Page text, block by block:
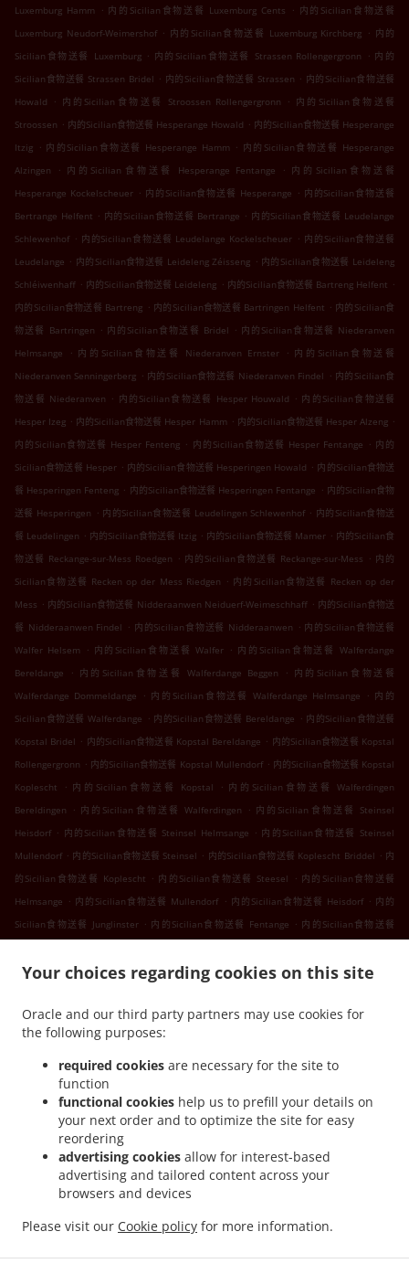
Your choices regarding cookies on this site
Oracle and our third party partners may use cookies for
the following purposes:
required cookies are necessary for the site to
function
functional cookies help us to prefill your details on
your next order and to optimize the site for easy
reordering
advertising cookies allow for interest-based
advertising and tailored content across your
browsers and devices
Please visit our Cookie policy for more information.
Luxemburg Hamm
. 内的Sicilian食物送餐 Luxemburg Cents . 内的Sicilian食物送餐
Luxemburg Neudorf-Weimershof . 内的Sicilian食物送餐 Luxemburg Kirchberg . 内的
Sicilian食物送餐 Luxemburg . 内的Sicilian食物送餐 Strassen Rollengergronn . 内的
Sicilian食物送餐 Strassen Bridel . 内的Sicilian食物送餐 Strassen . 内的Sicilian食物送餐
Howald
. 内的Sicilian食物送餐 Stroossen Rollengergronn . 内的Sicilian食物送餐
Stroossen . 内的Sicilian食物送餐 Hesperange Howald . 内的Sicilian食物送餐 Hesperange
Itzig . 内的Sicilian食物送餐 Hesperange Hamm . 内的Sicilian食物送餐 Hesperange
Alzingen
. 内的Sicilian食物送餐 Hesperange Fentange . 内的Sicilian食物送餐
Hesperange Kockelscheuer . 内的Sicilian食物送餐 Hesperange . 内的Sicilian食物送餐
Bertrange Helfent . 内的Sicilian食物送餐 Bertrange . 内的Sicilian食物送餐 Leudelange
Schlewenhof . 内的Sicilian食物送餐 Leudelange Kockelscheuer . 内的Sicilian食物送餐
Leudelange . 内的Sicilian食物送餐 Leideleng Zéisseng . 内的Sicilian食物送餐 Leideleng
Schléiwenhaff . 内的Sicilian食物送餐 Leideleng . 内的Sicilian食物送餐 Bartreng Helfent .
内的Sicilian食物送餐 Bartreng . 内的Sicilian食物送餐 Bartringen Helfent . 内的Sicilian食
物送餐 Bartringen . 内的Sicilian食物送餐 Bridel . 内的Sicilian食物送餐 Niederanven
Helmsange
. 内的Sicilian食物送餐 Niederanven Ernster . 内的Sicilian食物送餐
Niederanven Senningerberg . 内的Sicilian食物送餐 Niederanven Findel . 内的Sicilian食
物送餐 Niederanven . 内的Sicilian食物送餐 Hesper Houwald . 内的Sicilian食物送餐
Hesper Izeg . 内的Sicilian食物送餐 Hesper Hamm . 内的Sicilian食物送餐 Hesper Alzeng .
内的Sicilian食物送餐 Hesper Fenteng . 内的Sicilian食物送餐 Hesper Fentange . 内的
Sicilian食物送餐 Hesper . 内的Sicilian食物送餐 Hesperingen Howald . 内的Sicilian食物送
餐 Hesperingen Fenteng . 内的Sicilian食物送餐 Hesperingen Fentange . 内的Sicilian食物
送餐 Hesperingen . 内的Sicilian食物送餐 Leudelingen Schlewenhof . 内的Sicilian食物送
餐 Leudelingen . 内的Sicilian食物送餐 Itzig . 内的Sicilian食物送餐 Mamer . 内的Sicilian食
物送餐 Reckange-sur-Mess Roedgen . 内的Sicilian食物送餐 Reckange-sur-Mess . 内的
Sicilian食物送餐 Recken op der Mess Riedgen . 内的Sicilian食物送餐 Recken op der
Mess . 内的Sicilian食物送餐 Nidderaanwen Neiduerf-Weimeschhaff . 内的Sicilian食物送
餐 Nidderaanwen Findel . 内的Sicilian食物送餐 Nidderaanwen . 内的Sicilian食物送餐
Walfer Helsem
. 内的Sicilian食物送餐 Walfer . 内的Sicilian食物送餐 Walferdange
Bereldange
. 内的Sicilian食物送餐 Walferdange Beggen . 内的Sicilian食物送餐
Walferdange Dommeldange
. 内的Sicilian食物送餐 Walferdange Helmsange . 内的
Sicilian食物送餐 Walferdange . 内的Sicilian食物送餐 Bereldange . 内的Sicilian食物送餐
Kopstal Bridel . 内的Sicilian食物送餐 Kopstal Bereldange . 内的Sicilian食物送餐 Kopstal
Rollengergronn . 内的Sicilian食物送餐 Kopstal Mullendorf . 内的Sicilian食物送餐 Kopstal
Koplescht
. 内的Sicilian食物送餐 Kopstal . 内的Sicilian食物送餐 Walferdingen
Bereldingen
. 内的Sicilian食物送餐 Walferdingen . 内的Sicilian食物送餐 Steinsel
Heisdorf . 内的Sicilian食物送餐 Steinsel Helmsange . 内的Sicilian食物送餐 Steinsel
Mullendorf . 内的Sicilian食物送餐 Steinsel . 内的Sicilian食物送餐 Koplescht Briddel . 内
的Sicilian食物送餐 Koplescht . 内的Sicilian食物送餐 Steesel . 内的Sicilian食物送餐
Helmsange . 内的Sicilian食物送餐 Mullendorf . 内的Sicilian食物送餐 Heisdorf . 内的
Sicilian食物送餐 Junglinster . 内的Sicilian食物送餐 Fentange . 内的Sicilian食物送餐
Lorentzweiler Boufer . 内的Sicilian食物送餐 Lorentzweiler Helmdange . 内的Sicilian食物
Sicilian食物送餐 Lorentzweiler Hielem . 内的Sicilian食物送餐 Lorentzweiler
Sicilian食物送餐 Luerenzweiler Boufer
的Sicilian食物送餐 Luerenzweiler
内的Sicilian食物送餐 Helmdange . 内的Sicilian食物送
餐 Kehlen Bridel . 内的Sicilian食物送餐 Kehlen Brameschhaff
Kehlen
内的Sicilian食物送餐 Contern . 内的Sicilian食物送餐 Alzingen . 内的Sicilian食物
送餐 Findel Hamm
. 内的Sicilian食物送餐 Findel
内的Sicilian食物送餐 Roeser
Kockelscheuer
内的Sicilian食物送餐 Roeser Gasperich
内的Sicilian食物送餐 Roeser
内的Sicilian食物送餐 Roeser Bivange . 内的Sicilian食物送餐 Roeser Fentange
内的Sicilian食物送餐 Roeser . 内的Sicilian食物送餐 Sandweiler Findel
送餐 Sandweiler Hamm
内的Sicilian食物送餐 Sandweiler
内的Sicilian食物送餐